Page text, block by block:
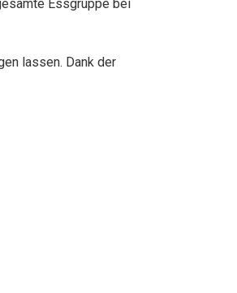
Essgruppe bei
lassen. Dank der